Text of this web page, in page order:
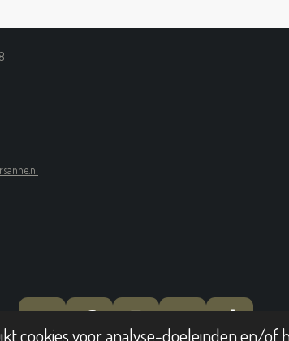
cookies voor analyse-doeleinden en/of
Y
F
I
W
T